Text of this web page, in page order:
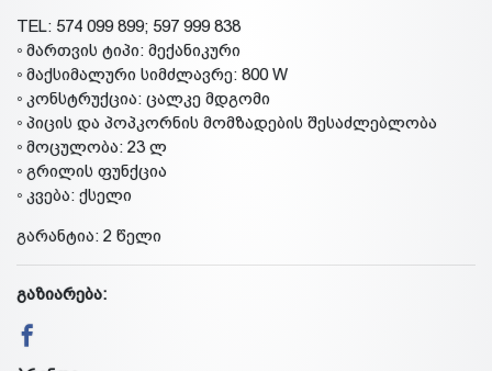
TEL: 574 099 899; 597 999 838
◦ მართვის ტიპი: მექანიკური
◦ მაქსიმალური სიმძლავრე: 800 W
◦ კონსტრუქცია: ცალკე მდგომი
◦ პიცის და პოპკორნის მომზადების შესაძლებლობა
◦ მოცულობა: 23 ლ
◦ გრილის ფუნქცია
◦ კვება: ქსელი
გარანტია: 2 წელი
გაზიარება: